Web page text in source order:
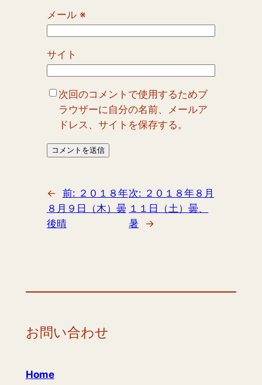
メール ※
サイト
次回のコメントで使用するためブ
ラウザーに自分の名前、メールア
ドレス、サイトを保存する。
← 前: ２０１８年
８月９日（木）曇
後晴
次: ２０１８年８月
１１日（土）曇、
暑
→
お問い合わせ
Home